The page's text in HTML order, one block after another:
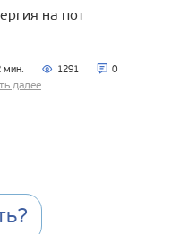
на пот
мин. 1291 0
далее